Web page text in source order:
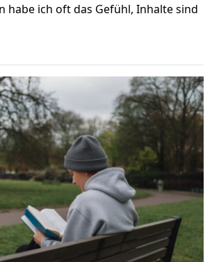
habe ich oft das Gefühl, Inhalte sind